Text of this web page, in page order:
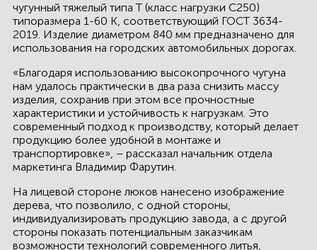
КАЧЕСТВО
МОНТАЖ
НОВОСТИ
КОНТАКТЫ
ЛИЧНЫЙ КАБИНЕТ
ЛИЧНЫЙ КАБИНЕТ
КЛИЕНТА
чугунный тяжелый типа Т (класс нагрузки С250)
типоразмера 1-60 К, соответствующий ГОСТ 3634-
2019. Изделие диаметром 840 мм предназначено для
использования на городских автомобильных дорогах.
«Благодаря использованию высокопрочного чугуна
нам удалось практически в два раза снизить массу
изделия, сохранив при этом все прочностные
характеристики и устойчивость к нагрузкам. Это
современный подход к производству, который делает
продукцию более удобной в монтаже и
транспортировке», – рассказал начальник отдела
маркетинга Владимир Фарутин.
На лицевой стороне люков нанесено изображение
дерева, что позволило, с одной стороны,
индивидуализировать продукцию завода, а с другой
стороны показать потенциальным заказчикам
возможности технологий современного литья,